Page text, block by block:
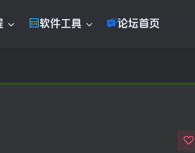
软件工具 论坛首页